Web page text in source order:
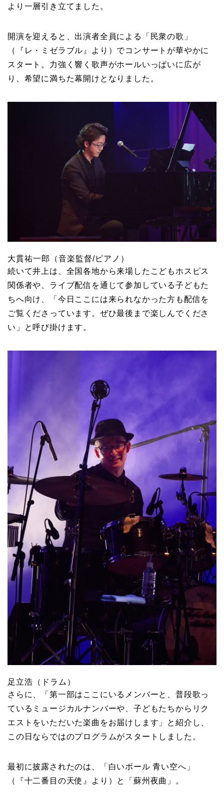
より一層引き立てました。
開演を迎えると、出演者全員による「民衆の歌」
（『レ・ミゼラブル』より）でコンサートが華やかに
スタート。力強く響く歌声がホールいっぱいに広が
り、希望に満ちた幕開けとなりました。
大貫祐一郎（音楽監督/ピアノ）
続いて井上は、全国各地から来場したこどもホスピス
関係者や、ライブ配信を通じて参加している子どもた
ちへ向け、「今日ここには来られなかった方も配信を
ご覧くださっています。ぜひ最後まで楽しんでくださ
い」と呼び掛けます。
足立浩（ドラム）
さらに、「第一部はここにいるメンバーと、普段歌っ
ているミュージカルナンバーや、子どもたちからリク
エストをいただいた楽曲をお届けします」と紹介し、
この日ならではのプログラムがスタートしました。
最初に披露されたのは、「白いボール 青い空へ」
（『十二番目の天使』より）と「蘇州夜曲」。